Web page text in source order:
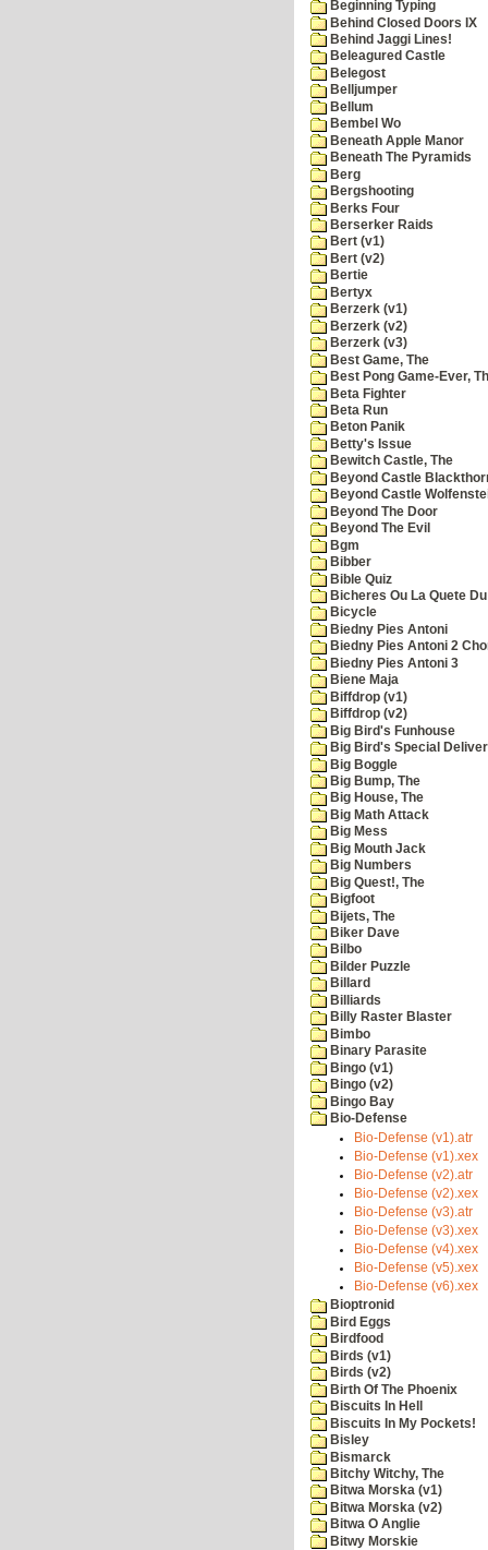
Beginning Typing
Behind Closed Doors IX
Behind Jaggi Lines!
Beleagured Castle
Belegost
Belljumper
Bellum
Bembel Wo
Beneath Apple Manor
Beneath The Pyramids
Berg
Bergshooting
Berks Four
Berserker Raids
Bert (v1)
Bert (v2)
Bertie
Bertyx
Berzerk (v1)
Berzerk (v2)
Berzerk (v3)
Best Game, The
Best Pong Game-Ever,
Beta Fighter
Beta Run
Beton Panik
Betty's Issue
Bewitch Castle, The
Beyond Castle
Beyond Castle
Beyond The Door
Beyond The Evil
Bgm
Bibber
Bible Quiz
Bicheres Ou La Quete
Bicycle
Biedny Pies Antoni
Biedny Pies Antoni 2
Biedny Pies Antoni 3
Biene Maja
Biffdrop (v1)
Biffdrop (v2)
Big Bird's Funhouse
Big Bird's Special
Big Boggle
Big Bump, The
Big House, The
Big Math Attack
Big Mess
Big Mouth Jack
Big Numbers
Big Quest!, The
Bigfoot
Bijets, The
Biker Dave
Bilbo
Bilder Puzzle
Billard
Billiards
Billy Raster Blaster
Bimbo
Binary Parasite
Bingo (v1)
Bingo (v2)
Bingo Bay
Bio-Defense
Bio-Defense (v1).atr
Bio-Defense (v1).xex
Bio-Defense (v2).atr
Bio-Defense (v2).xex
Bio-Defense (v3).atr
Bio-Defense (v3).xex
Bio-Defense (v4).xex
Bio-Defense (v5).xex
Bio-Defense (v6).xex
Bioptronid
Bird Eggs
Birdfood
Birds (v1)
Birds (v2)
Birth Of The Phoenix
Biscuits In Hell
Biscuits In My Pockets!
Bisley
Bismarck
Bitchy Witchy, The
Bitwa Morska (v1)
Bitwa Morska (v2)
Bitwa O Anglie
Bitwy Morskie